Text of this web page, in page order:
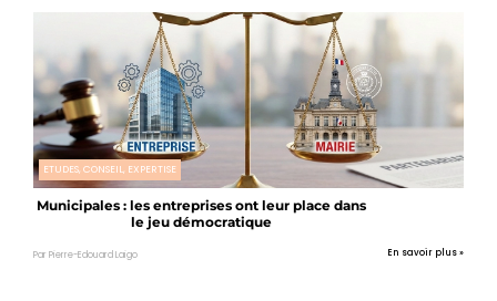
ETUDES, CONSEIL, EXPERTISE
Municipales : les entreprises ont leur place dans
le jeu démocratique
Par Pierre-Edouard Laigo En savoir plus »